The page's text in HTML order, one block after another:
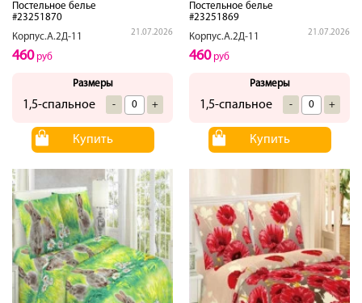
Постельное белье
#23251870
Корпус.А.2Д-11
21.07.2026
460руб
Размеры
1,5-спальное - +
Купить
Постельное белье
#23251869
Корпус.А.2Д-11
21.07.2026
460руб
Размеры
1,5-спальное - +
Купить